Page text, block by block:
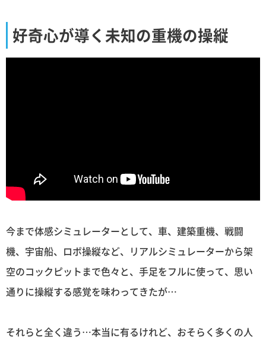
好奇心が導く未知の重機の操縦
今まで体感シミュレーターとして、車、建築重機、戦闘
機、宇宙船、ロボ操縦など、リアルシミュレーターから架
空のコックピットまで色々と、手足をフルに使って、思い
通りに操縦する感覚を味わってきたが…
それらと全く違う…本当に有るけれど、おそらく多くの人